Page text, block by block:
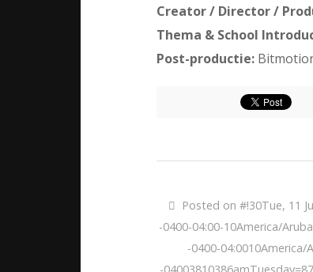
Creator / Director /
Thema & School
Post-productie:
Posted on #!30Tue, 11
-0400-04:00-10America/
-0400-04:0010America/